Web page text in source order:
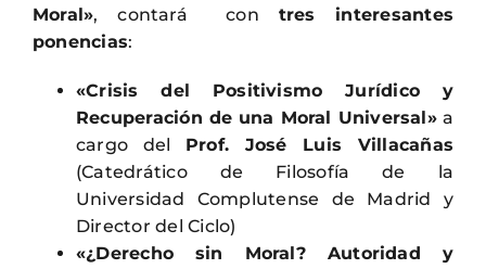
Moral», contará con tres interesantes
ponencias:
«Crisis del Positivismo Jurídico y
Recuperación de una Moral Universal»a
cargo del Prof. José Luis Villacañas
(Catedrático de Filosofía de la
Universidad Complutense de Madrid y
Director del Ciclo)
«¿Derecho sin Moral? Autoridad y